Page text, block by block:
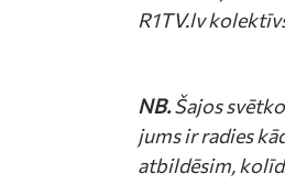
R1TV.lv
NB.Šajos
jums ir radies
atbildēsim,